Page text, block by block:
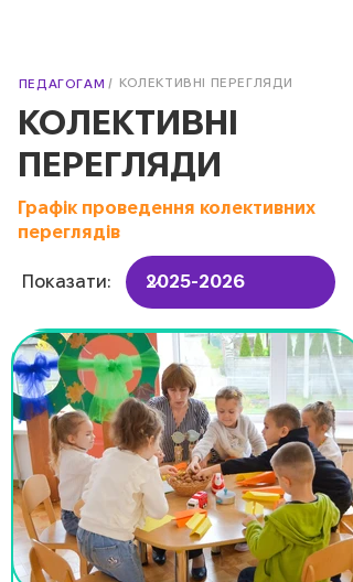
ПЕДАГОГАМ / КОЛЕКТИВНІ ПЕРЕГЛЯДИ
КОЛЕКТИВНІ
ПЕРЕГЛЯДИ
Графік проведення колективних
переглядів
Показати: